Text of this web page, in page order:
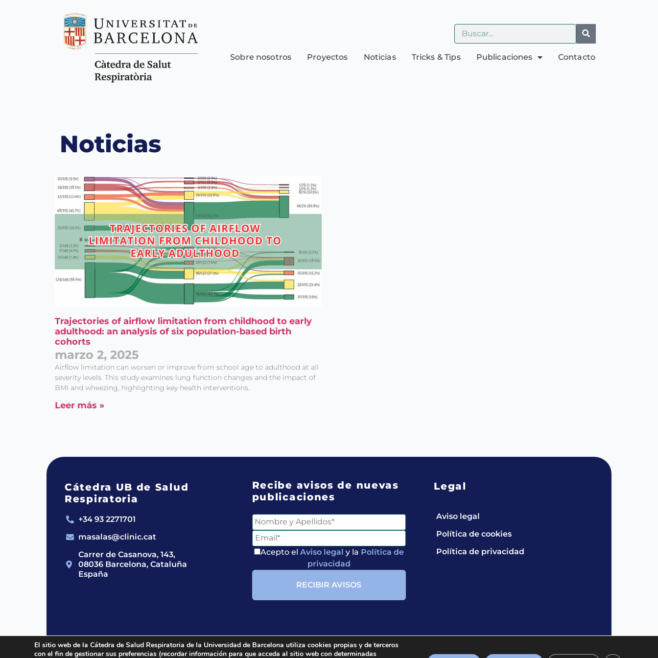
Sobre nosotros Proyectos Noticias Tricks & Tips Publicaciones Contacto
Noticias
Trajectories of airflow limitation from childhood to early
adulthood: an analysis of six population-based birth
cohorts
marzo 2, 2025
Airflow limitation can worsen or improve from school age to adulthood at all
severity levels. This study examines lung function changes and the impact of
BMI and wheezing, highlighting key health interventions.
Leer más »
Cátedra UB de Salud
Respiratoria
+34 93 2271701
masalas@clinic.cat
Carrer de Casanova, 143,
08036 Barcelona, Cataluña
España
Recibe avisos de nuevas
publicaciones
Acepto el Aviso legal y la Política de
privacidad
Legal
Aviso legal
Política de cookies
Política de privacidad
2024 © Cátedra UB de Salud Respiratoria.All rights reserved.
El sitio web de la Cátedra de Salud Respiratoria de la Universidad de Barcelona utiliza cookies propias y de terceros
con el fin de gestionar sus preferencias (recordar información para que acceda al sitio web con determinadas